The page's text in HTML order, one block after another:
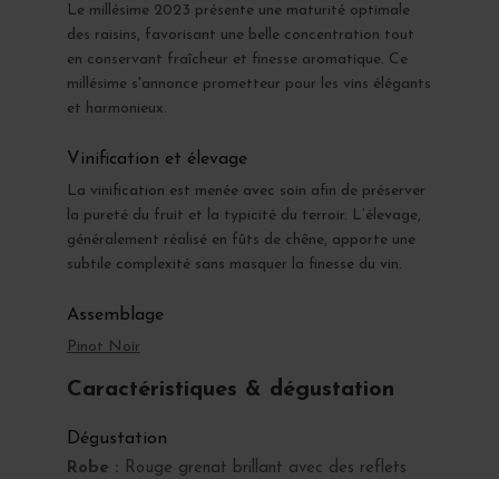
Le millésime 2023 présente une maturité optimale
des raisins, favorisant une belle concentration tout
en conservant fraîcheur et finesse aromatique. Ce
millésime s'annonce prometteur pour les vins élégants
et harmonieux.
Vinification et élevage
La vinification est menée avec soin afin de préserver
la pureté du fruit et la typicité du terroir. L’élevage,
généralement réalisé en fûts de chêne, apporte une
subtile complexité sans masquer la finesse du vin.
Assemblage
Pinot Noir
Caractéristiques & dégustation
Dégustation
Robe : Rouge grenat brillant avec des reflets